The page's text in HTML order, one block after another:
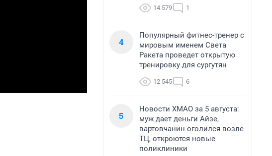
14 579 1
4
Популярный фитнес-тренер с
мировым именем Света
Ракета проведет открытую
тренировку для сургутян
12 545 6
5
Новости ХМАО за 5 августа:
муж дает деньги Айзе,
вартовчанин оголился возле
ТЦ, откроются новые
поликлиники